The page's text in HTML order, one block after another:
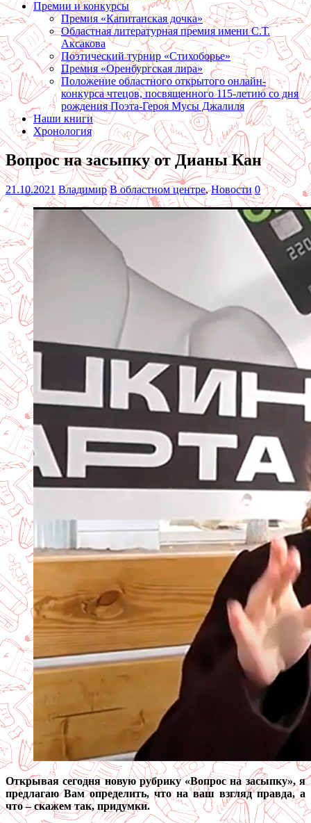
Премии и конкурсы
Премия «Капитанская дочка»
Областная литературная премия имени С.Т.
Аксакова
Поэтический турнир «Стихоборье»
Премия «Оренбургская лира»
Положение областного открытого онлайн-
конкурса чтецов, посвященного 115-летию со дня
рождения Поэта-Героя Мусы Джалиля
Наши книги
Хронология
Вопрос на засыпку от Дианы Кан
21.10.2021 Владимир В областном центре,Новости 0
Открывая сегодня новую рубрику «Вопрос на засыпку», я
предлагаю Вам определить, что на ваш взгляд правда, а
что – скажем так, придумки.